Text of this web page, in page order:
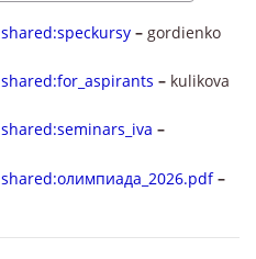
shared:speckursy –gordienko
shared:for_aspirants – kulikova
shared:seminars_iva –
shared:олимпиада_2026.pdf –